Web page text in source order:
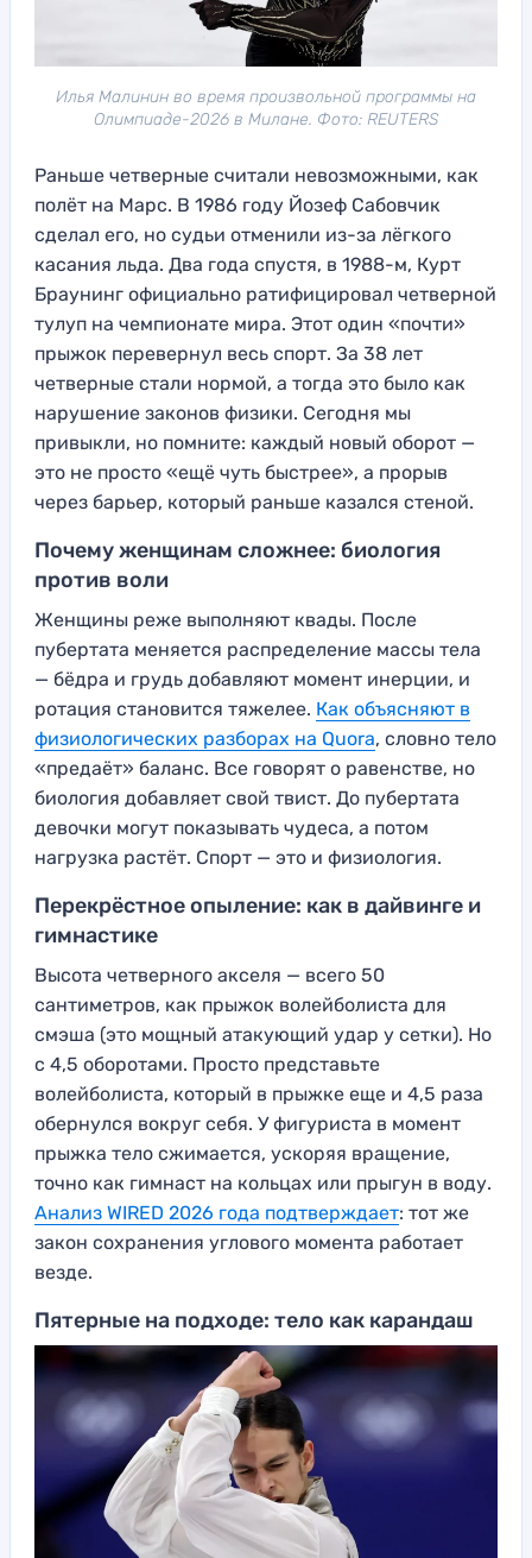
Илья Малинин во время произвольной программы на
Олимпиаде-2026 в Милане. Фото: REUTERS
Раньше четверные считали невозможными, как
полёт на Марс. В 1986 году Йозеф Сабовчик
сделал его, но судьи отменили из-за лёгкого
касания льда. Два года спустя, в 1988-м, Курт
Браунинг официально ратифицировал четверной
тулуп на чемпионате мира. Этот один «почти»
прыжок перевернул весь спорт. За 38 лет
четверные стали нормой, а тогда это было как
нарушение законов физики. Сегодня мы
привыкли, но помните: каждый новый оборот —
это не просто «ещё чуть быстрее», а прорыв
через барьер, который раньше казался стеной.
Почему женщинам сложнее: биология
против воли
Женщины реже выполняют квады. После
пубертата меняется распределение массы тела
— бёдра и грудь добавляют момент инерции, и
ротация становится тяжелее. Как объясняют в
физиологических разборах на Quora, словно тело
«предаёт» баланс. Все говорят о равенстве, но
биология добавляет свой твист. До пубертата
девочки могут показывать чудеса, а потом
нагрузка растёт. Спорт — это и физиология.
Перекрёстное опыление: как в дайвинге и
гимнастике
Высота четверного акселя — всего 50
сантиметров, как прыжок волейболиста для
смэша (это мощный атакующий удар у сетки). Но
с 4,5 оборотами. Просто представьте
волейболиста, который в прыжке еще и 4,5 раза
обернулся вокруг себя. У фигуриста в момент
прыжка тело сжимается, ускоряя вращение,
точно как гимнаст на кольцах или прыгун в воду.
Анализ WIRED 2026 года подтверждает: тот же
закон сохранения углового момента работает
везде.
Пятерные на подходе: тело как карандаш